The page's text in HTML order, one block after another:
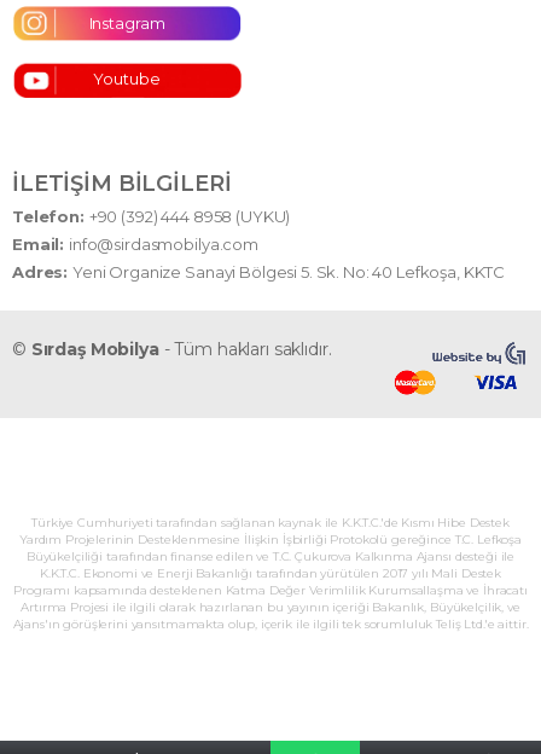
Instagram
Youtube
İLETIŞIM BILGILERI
Telefon: +90 (392) 444 8958 (UYKU)
Email: info@sirdasmobilya.com
Adres:Yeni Organize Sanayi Bölgesi 5. Sk. No: 40 Lefkoşa, KKTC
© Sırdaş Mobilya- Tüm hakları saklıdır.
Türkiye Cumhuriyeti tarafından sağlanan kaynak ile K.K.T.C.'de Kısmı Hibe Destek
Yardım Projelerinin Desteklenmesine İlişkin İşbirliği Protokolü gereğince T.C. Lefkoşa
Büyükelçiliği tarafından finanse edilen ve T.C. Çukurova Kalkınma Ajansı desteği ile
K.K.T.C. Ekonomi ve Enerji Bakanlığı tarafından yürütülen 2017 yılı Mali Destek
Programı kapsamında desteklenen Katma Değer Verimlilik Kurumsallaşma ve İhracatı
Artırma Projesi ile ilgili olarak hazırlanan bu yayının içeriği Bakanlık, Büyükelçilik, ve
Ajans'ın görüşlerini yansıtmamakta olup, içerik ile ilgili tek sorumluluk Teliş Ltd.'e aittir.